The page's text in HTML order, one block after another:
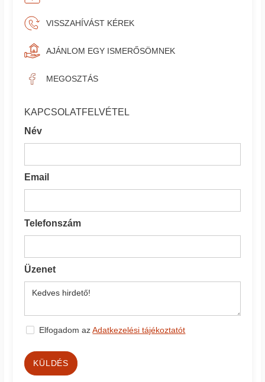
VISSZAHÍVÁST KÉREK
AJÁNLOM EGY ISMERŐSÖMNEK
MEGOSZTÁS
KAPCSOLATFELVÉTEL
Név
Email
Telefonszám
Üzenet
Elfogadom azAdatkezelési tájékoztatót
KÜLDÉS